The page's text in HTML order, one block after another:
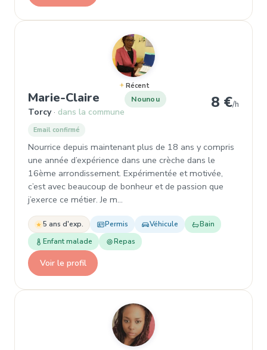
Récent
Marie-Claire , Nounou à Torcy
Torcy dans la commune
Nounou 8 €/h
Email confirmé
Nourrice depuis maintenant plus de 18 ans y compris
une année d’expérience dans une crèche dans le
16ème arrondissement. Expérimentée et motivée,
c’est avec beaucoup de bonheur et de passion que
j’exerce ce métier. Je m…
5 ans d'exp. Permis Véhicule
Bain
Enfant malade
Repas
Voir le profil